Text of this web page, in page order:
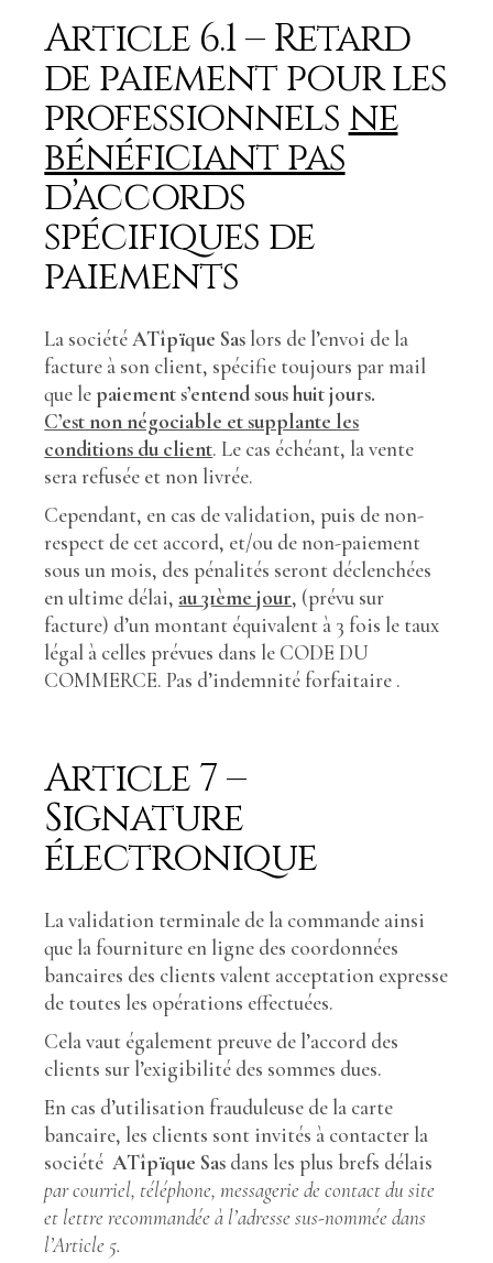
Article 6.1 – Retard
de paiement pour les
professionnelsne
bénéficiant pas
d’accords
spécifiques de
paiements
La société ATîpïque Saslors de l’envoi de la
facture à son client, spécifie toujours par mail
que lepaiement s’entend sous huit jours.
C’est non négociable et supplante les
conditions du client. Le cas échéant, la vente
sera refusée et non livrée.
Cependant, en cas de validation, puis de non-
respect de cet accord, et/ou de non-paiement
sous un mois, des pénalités seront déclenchées
en ultime délai, au 31ème jour, (prévu sur
facture) d’un montant équivalent à 3 fois le taux
légal à celles prévues dans le CODE DU
COMMERCE. Pas d’indemnité forfaitaire .
Article 7 –
Signature
électronique
La validation terminale de la commande ainsi
que la fourniture en ligne des coordonnées
bancaires des clients valent acceptation expresse
de toutes les opérations effectuées.
Cela vaut également preuve de l’accord des
clients sur l’exigibilité des sommes dues.
En cas d’utilisation frauduleuse de la carte
bancaire, les clients sont invités à contacter la
société ATîpïque Sas dans les plus brefs délais
par courriel, téléphone, messagerie de contact du site
et lettre recommandée à l’adresse sus-nommée dans
l’Article 5.